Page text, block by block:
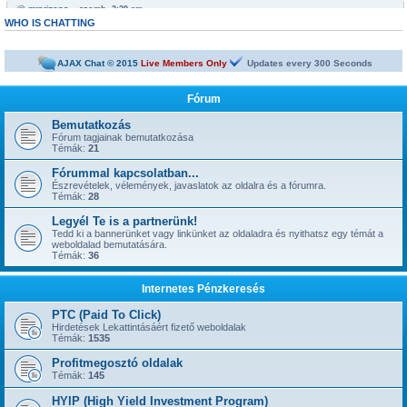
@mrarizona « szomb. 3:29 am »
Bobabeten a futtbal vb miatt minden napra jut egy legalább egy freepick
sziasztok!
@mamus67 « kedd 4:53 pm »
Neked is
jónapot
@szepbalazs « kedd 8:22 am »
has started a new topic:
@Admin « hétf. 8:49 pm »
has started a new topic:Újabb 1 év, gyerünk-gyerünk tovább
@szior « vas. 5:43 pm »
has started a new topic:ySense.com
@Admin « kedd 9:38 am »
... igen, IGAZ!!! ... Kész.
@kavics13 « hétf. 10:48 pm »
mrarizona « szer. 3:37 pm »
has started a new topic:BoaBet | Fogadóiroda és online kaszinó
szepbalazs « pén. 10:28 pm »
has started a new topic:22bet
@Admin « hétf. 11:55 am »
has started a new topic:
WHO IS CHATTING
AJAX Chat © 2015 Live Members Only Updates every 300 Seconds
Fórum
Bemutatkozás
Fórum tagjainak bemutatkozása
Témák: 21
Fórummal kapcsolatban...
Észrevételek, vélemények, javaslatok az oldalra és a fórumra.
Témák: 28
Legyél Te is a partnerünk!
Tedd ki a bannerünket vagy linkünket az oldaladra és nyithatsz egy témát a
weboldalad bemutatására.
Témák: 36
Internetes Pénzkeresés
PTC (Paid To Click)
Hirdetések Lekattintásáért fizető weboldalak
Témák: 1535
Profitmegosztó oldalak
Témák: 145
HYIP (High Yield Investment Program)